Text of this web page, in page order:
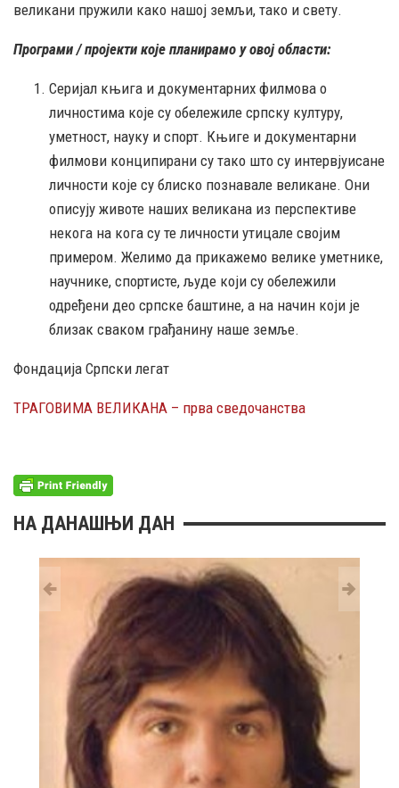
великани пружили како нашој земљи, тако и свету.
Програми / пројекти које планирамо у овој области:
Серијал књига и документарних филмова о
личностима које су обележиле српску културу,
уметност, науку и спорт. Књиге и документарни
филмови конципирани су тако што су интервјуисане
личности које су блиско познавале великане. Они
описују животе наших великана из перспективе
некога на кога су те личности утицале својим
примером. Желимо да прикажемо велике уметнике,
научнике, спортисте, људе који су обележили
одређени део српске баштине, а на начин који је
близак сваком грађанину наше земље.
Фондација Српски легат
ТРАГОВИМА ВЕЛИКАНА – прва сведочанства
НА ДАНАШЊИ ДАН